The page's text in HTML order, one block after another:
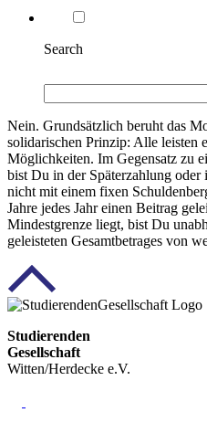
Search
Nein. Grundsätzlich beruht das
solidarischen Prinzip: Alle leisten
Möglichkeiten. Im Gegensatz zu
bist Du in der Späterzahlung
nicht mit einem fixen
Jahre jedes Jahr einen Beitrag
Mindestgrenze liegt, bist Du
geleisteten Gesamtbetrages von
Studierenden
Gesellschaft
Witten/Herdecke e.V.